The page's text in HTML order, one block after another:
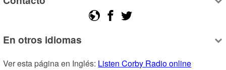
En otros idiomas
Ver esta página en Inglés: Listen Corby Radio online